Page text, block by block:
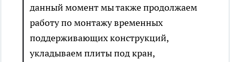
данный момент мы также продолжаем
работу по монтажу временных
поддерживающих конструкций,
укладываем плиты под кран,